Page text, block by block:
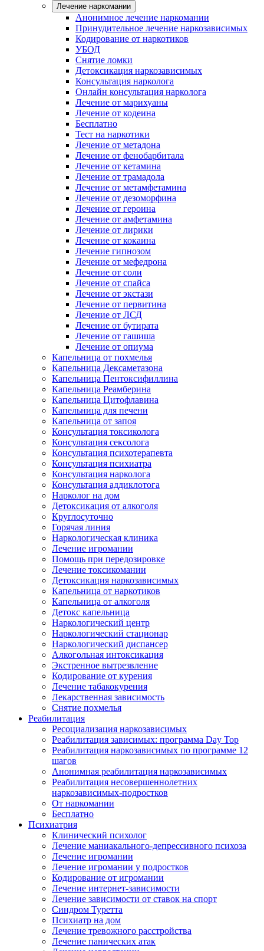
Лечение наркомании
Анонимное лечение наркомании
Принудительное лечение наркозависимых
Кодирование от наркотиков
УБОД
Снятие ломки
Детоксикация наркозависимых
Консультация нарколога
Онлайн консультация нарколога
Лечение от марихуаны
Лечение от кодеина
Бесплатно
Тест на наркотики
Лечение от метадона
Лечение от фенобарбитала
Лечение от кетамина
Лечение от трамадола
Лечение от метамфетамина
Лечение от дезоморфина
Лечение от героина
Лечение от амфетамина
Лечение от лирики
Лечение от кокаина
Лечение гипнозом
Лечение от мефедрона
Лечение от соли
Лечение от спайса
Лечение от экстази
Лечение от первитина
Лечение от ЛСД
Лечение от бутирата
Лечение от гашиша
Лечение от опиума
Капельница от похмелья
Капельница Дексаметазона
Капельница Пентоксифиллина
Капельница Реамберина
Капельница Цитофлавина
Капельница для печени
Капельница от запоя
Консультация токсиколога
Консультация сексолога
Консультация психотерапевта
Консультация психиатра
Консультация нарколога
Консультация аддиклотога
Нарколог на дом
Детоксикация от алкоголя
Круглосуточно
Горячая линия
Наркологическая клиника
Лечение игромании
Помощь при передозировке
Лечение токсикомании
Детоксикация наркозависимых
Капельница от наркотиков
Капельница от алкоголя
Детокс капельница
Наркологический центр
Наркологический стационар
Наркологический диспансер
Алкогольная интоксикация
Экстренное вытрезвление
Кодирование от курения
Лечение табакокурения
Лекарственная зависимость
Снятие похмелья
Реабилитация
Ресоциализация наркозависимых
Реабилитация зависимых: программа Day Top
Реабилитация наркозависимых по программе 12
шагов
Анонимная реабилитация наркозависимых
Реабилитация несовершеннолетних
наркозависимых-подростков
От наркомании
Бесплатно
Психиатрия
Клинический психолог
Лечение маниакального-депрессивного психоза
Лечение игромании
Лечение игромании у подростков
Кодирование от игромании
Лечение интернет-зависимости
Лечение зависимости от ставок на спорт
Синдром Туретта
Психиатр на дом
Лечение тревожного расстройства
Лечение панических атак